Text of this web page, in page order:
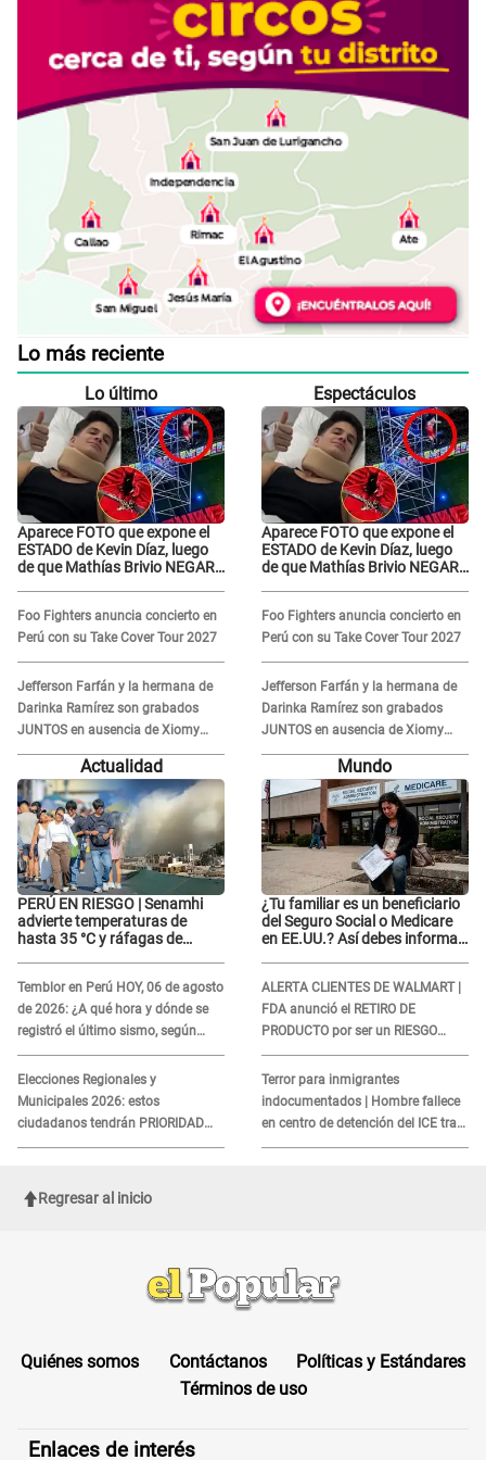
Lo más reciente
Lo último
Aparece FOTO que expone el
ESTADO de Kevin Díaz, luego
de que Mathías Brivio NEGARA
Foo Fighters anuncia concierto en
Perú con su Take Cover Tour 2027
Jefferson Farfán y la hermana de
Darinka Ramírez son grabados
JUNTOS en ausencia de Xiomy
Kanashiro: "Siempre va
acompañada..."
Espectáculos
Aparece FOTO que expone el
ESTADO de Kevin Díaz, luego
de que Mathías Brivio NEGARA
Foo Fighters anuncia concierto en
Perú con su Take Cover Tour 2027
Jefferson Farfán y la hermana de
Darinka Ramírez son grabados
JUNTOS en ausencia de Xiomy
Kanashiro: "Siempre va
acompañada..."
Actualidad
PERÚ EN RIESGO | Senamhi
advierte temperaturas de
hasta 35 °C y ráfagas de
Temblor en Perú HOY, 06 de agosto
de 2026: ¿A qué hora y dónde se
registró el último sismo, según
IGP?
Elecciones Regionales y
Municipales 2026: estos
ciudadanos tendrán PRIORIDAD
para votar el 4 de octubre
Mundo
¿Tu familiar es un beneficiario
del Seguro Social o Medicare
en EE.UU.? Así debes informar
ALERTA CLIENTES DE WALMART |
FDA anunció el RETIRO DE
PRODUCTO por ser un RIESGO
MORTAL para consumidores: ¿Cuál
es?
Terror para inmigrantes
indocumentados | Hombre fallece
en centro de detención del ICE tras
sufrir una "emergencia médica"
Regresar al inicio
Quiénes somos Contáctanos
Políticas y Estándares
Términos de uso
Enlaces de interés